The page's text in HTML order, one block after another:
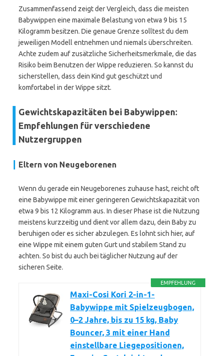
Zusammenfassend zeigt der Vergleich, dass die meisten
Babywippen eine maximale Belastung von etwa 9 bis 15
Kilogramm besitzen. Die genaue Grenze solltest du dem
jeweiligen Modell entnehmen und niemals überschreiten.
Achte zudem auf zusätzliche Sicherheitsmerkmale, die das
Risiko beim Benutzen der Wippe reduzieren. So kannst du
sicherstellen, dass dein Kind gut geschützt und
komfortabel in der Wippe sitzt.
Gewichtskapazitäten bei Babywippen:
Empfehlungen für verschiedene
Nutzergruppen
Eltern von Neugeborenen
Wenn du gerade ein Neugeborenes zuhause hast, reicht oft
eine Babywippe mit einer geringeren Gewichtskapazität von
etwa 9 bis 12 Kilogramm aus. In dieser Phase ist die Nutzung
meistens kurzzeitig und dient vor allem dazu, dein Baby zu
beruhigen oder es sicher abzulegen. Es lohnt sich hier, auf
eine Wippe mit einem guten Gurt und stabilem Stand zu
achten. So bist du auch bei täglicher Nutzung auf der
sicheren Seite.
EMPFEHLUNG
Maxi-Cosi Kori 2-in-1-
Babywippe mit Spielzeugbogen,
0–2 Jahre, bis zu 15 kg, Baby
Bouncer, 3 mit einer Hand
einstellbare Liegepositionen,